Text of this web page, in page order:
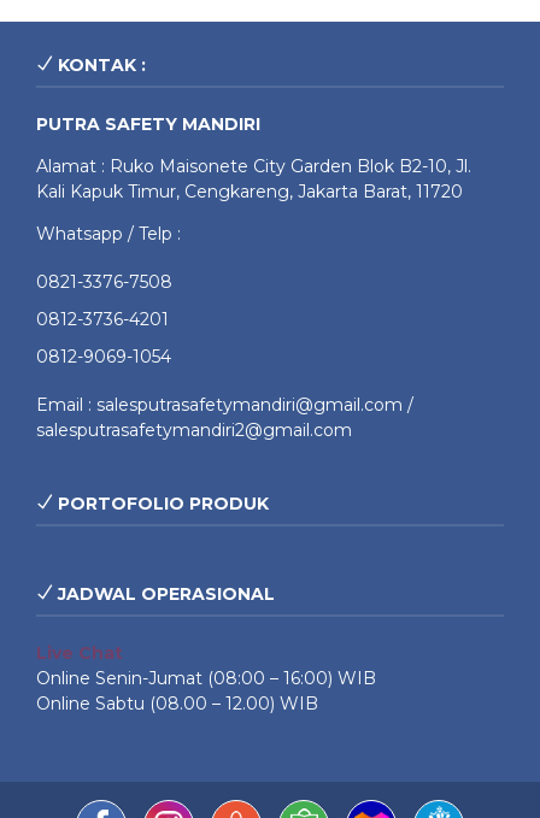
KONTAK :
PUTRA SAFETY MANDIRI
Alamat : Ruko Maisonete City Garden Blok B2-10, Jl.
Kali Kapuk Timur, Cengkareng, Jakarta Barat, 11720
Whatsapp / Telp :
0821-3376-7508
0812-3736-4201
0812-9069-1054
Email : salesputrasafetymandiri@gmail.com /
salesputrasafetymandiri2@gmail.com
PORTOFOLIO PRODUK
JADWAL OPERASIONAL
Live Chat
Online Senin-Jumat (08:00 – 16:00) WIB
Online Sabtu (08.00 – 12.00) WIB